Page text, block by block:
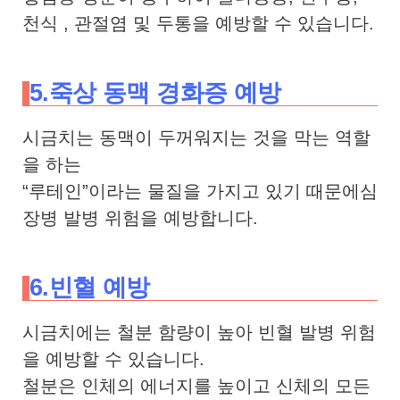
천식 , 관절염 및 두통을 예방할 수 있습니다.
5.죽상 동맥 경화증 예방
시금치는 동맥이 두꺼워지는 것을 막는 역할
을 하는
“루테인”이라는 물질을 가지고 있기 때문에심
장병 발병 위험을 예방합니다.
6.빈혈 예방
시금치에는 철분 함량이 높아 빈혈 발병 위험
을 예방할 수 있습니다.
철분은 인체의 에너지를 높이고 신체의 모든